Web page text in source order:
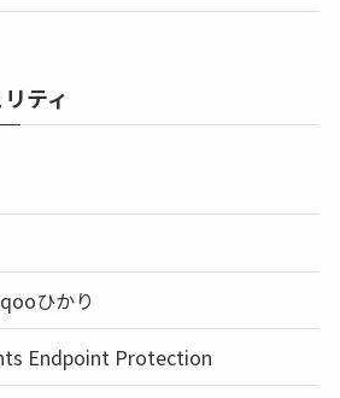
ティ
ひかり
Endpoint Protection